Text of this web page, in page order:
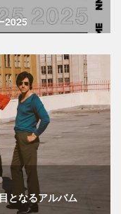
2025
となるアルバム